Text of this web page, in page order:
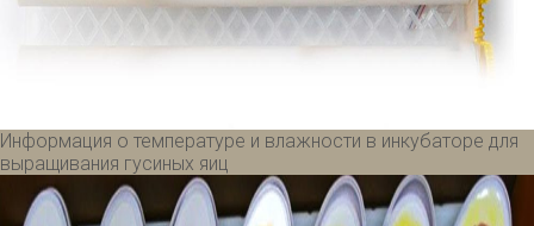
Информация о температуре и влажности в инкубаторе для
выращивания гусиных яиц